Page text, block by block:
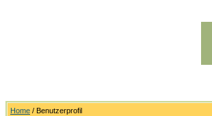
Home / Benutzerprofil